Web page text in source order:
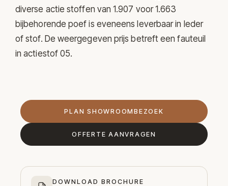
diverse actie stoffen van 1.907 voor 1.663
bijbehorende poef is eveneens leverbaar in leder
of stof. De weergegeven prijs betreft een fauteuil
in actiestof 05.
PLAN SHOWROOMBEZOEK
OFFERTE AANVRAGEN
DOWNLOAD BROCHURE